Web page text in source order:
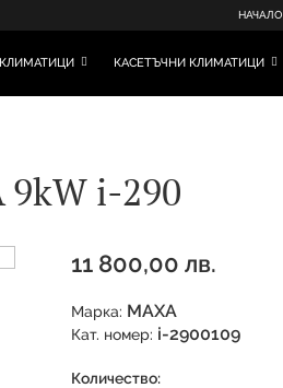
НАЧАЛО
КАСЕТЪЧНИ КЛИМАТИЦИ
9kW i-290
11 800,00 лв.
Марка: MAXA
Кат. номер: i-2900109
Количество: